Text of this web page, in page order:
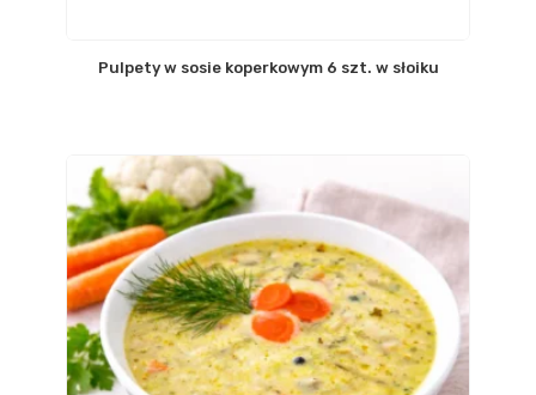
Pulpety w sosie koperkowym 6 szt. w słoiku